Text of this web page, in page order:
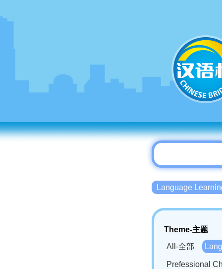
Language
Theme-主题
All-全部
Prefessional